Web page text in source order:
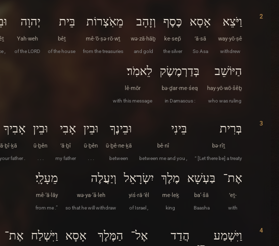
2 וַיֹּצֵא
way·yō·ṣê
withdrew
אָסָא
’ā·sā
So Asa
כֶּסֶף
ke·sep̄
the silver
וְזָהָב
wə·zā·hāḇ
and gold
מֵאֹֽצְרוֹת
mê·’ō·ṣə·rō·wṯ
from the treasuries
בֵּית
bêṯ
of the house
יְהוָה
Yah·weh
of the LORD
,
הַיּוֹשֵׁב
hay·yō·wō·šêḇ
who was ruling
בְּדַרְמֶשֶׂק
bə·ḏar·me·śeq
in Damascus :
לֵאמֹֽר׃
lê·mōr
with this message
3 בְּרִית
bə·rîṯ
“ [Let there be] a treaty
בֵּינִי
bê·nî
between me and you ,
וּבֵינֶךָ
ū·ḇê·ne·ḵā
between
וּבֵין
ū·ḇên
. . .
אָבִי
’ā·ḇî
my father
וּבֵין
ū·ḇên
. . .
אָבִיךָ
father .
אֶת־
’eṯ-
with
בַּעְשָׁא
ba‘·šā
Baasha
מֶלֶךְ
me·leḵ
king
יִשְׂרָאֵל
yiś·rā·’êl
of Israel ,
וְיַעֲלֶה
wə·ya·‘ă·leh
so that he will withdraw
מֵעָלָֽי׃
mê·‘ā·lāy
from me .”
4
וַיִּשְׁמַע
הֲדַד אֶל־ הַמֶּלֶךְ אָסָא וַיִּשְׁלַח אֶת־